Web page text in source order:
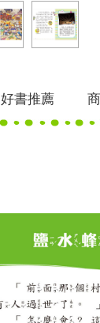
好書推薦